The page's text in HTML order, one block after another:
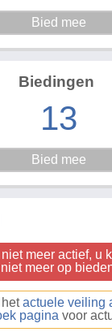
Biedingen
13
meer actief, u
niet meer op
actuele veiling
pagina voor